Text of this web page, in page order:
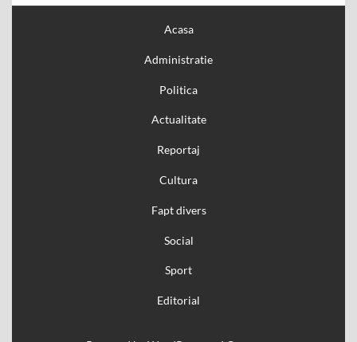
Acasa
Administratie
Politica
Actualitate
Reportaj
Cultura
Fapt divers
Social
Sport
Editorial